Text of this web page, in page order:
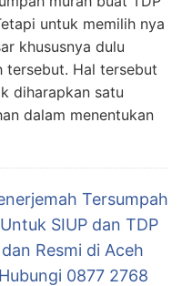
untuk memilih nya
khususnya dulu
tersebut. Hal tersebut
diharapkan satu
dalam menentukan
Tersumpah
SIUP dan TDP
Resmi di Aceh
0877 2768